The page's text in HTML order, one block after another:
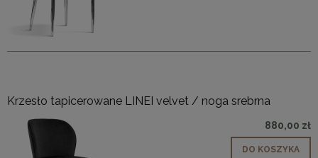
Krzesło tapicerowane LINEI velvet / noga srebrna
880,00 zł
DO KOSZYKA